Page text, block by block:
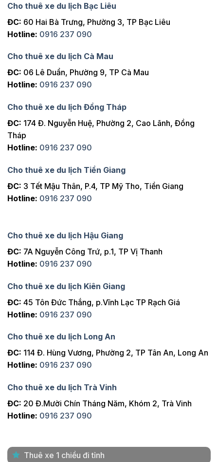
Cho thuê xe du lịch Bạc Liêu
ĐC: 60 Hai Bà Trưng, Phường 3, TP Bạc Liêu
Hotline: 0916 237 090
Cho thuê xe du lịch Cà Mau
ĐC: 06 Lê Duẩn, Phường 9, TP Cà Mau
Hotline: 0916 237 090
Cho thuê xe du lịch Đồng Tháp
ĐC: 174 Đ. Nguyễn Huệ, Phường 2, Cao Lãnh, Đồng
Tháp
Hotline: 0916 237 090
Cho thuê xe du lịch Tiền Giang
ĐC: 3 Tết Mậu Thân, P.4, TP Mỹ Tho, Tiền Giang
Hotline: 0916 237 090
Cho thuê xe du lịch Hậu Giang
ĐC: 7A Nguyễn Công Trứ, p.1, TP Vị Thanh
Hotline: 0916 237 090
Cho thuê xe du lịch Kiên Giang
ĐC: 45 Tôn Đức Thắng, p.Vĩnh Lạc TP Rạch Giá
Hotline: 0916 237 090
Cho thuê xe du lịch Long An
ĐC: 114 Đ. Hùng Vương, Phường 2, TP Tân An, Long An
Hotline: 0916 237 090
Cho thuê xe du lịch Trà Vinh
ĐC: 20 Đ.Mười Chín Tháng Năm, Khóm 2, Trà Vinh
Hotline: 0916 237 090
Thuê xe 1 chiều đi tỉnh